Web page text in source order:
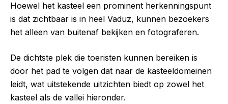
Hoewel het kasteel een prominent herkenningspunt
is dat zichtbaar is in heel Vaduz, kunnen bezoekers
het alleen van buitenaf bekijken en fotograferen.
De dichtste plek die toeristen kunnen bereiken is
door het pad te volgen dat naar de kasteeldomeinen
leidt, wat uitstekende uitzichten biedt op zowel het
kasteel als de vallei hieronder.